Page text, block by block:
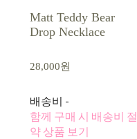
Matt Teddy Bear
Drop Necklace
28,000원
배송비 -
함께 구매 시 배송비 절
약 상품 보기